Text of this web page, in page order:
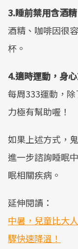
3.睡前禁用含酒
酒精、咖啡因很
杯。
4.適時運動，身
每周333運動，
力極有幫助喔！
如果上述方式，
進一步諮詢睡眠
眠相關疾病。
延伸閱讀：
中暑，兒童比大
驟快速降溫！